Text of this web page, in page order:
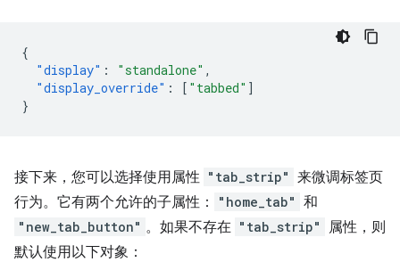
{
"display" : "standalone" ,
"display_override" : [ "tabbed" ]
}
接下来，您可以选择使用属性 "tab_strip" 来微调标签页
行为。它有两个允许的子属性：
"home_tab" 和
"new_tab_button" 。如果不存在 "tab_strip"
属性，则
默认使用以下对象：